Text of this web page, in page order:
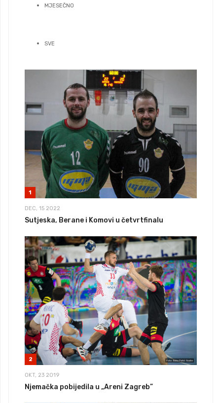
MJESEČNO
SVE
1
DEC, 15 2022
Sutjeska, Berane i Komovi u četvrtfinalu
2
OKT, 23 2019
Njemačka pobijedila u „Areni Zagreb”